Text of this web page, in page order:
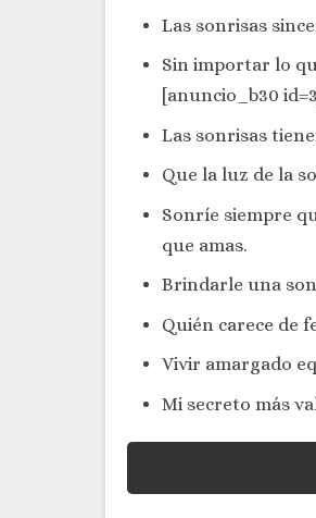
Las sonrisas
Sin importar lo
[anuncio_b30
Las sonrisas
Que la luz de la
Sonríe siempre
que amas.
Brindarle una
Quién carece de
Vivir amargado
Mi secreto más